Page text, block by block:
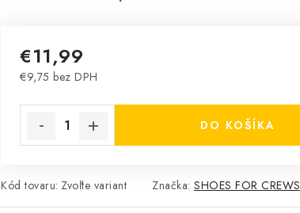
€11,99
€9,75 bez DPH
DO KOŠÍKA
Kód tovaru: Zvoľte variant Značka: SHOES FOR CREWS